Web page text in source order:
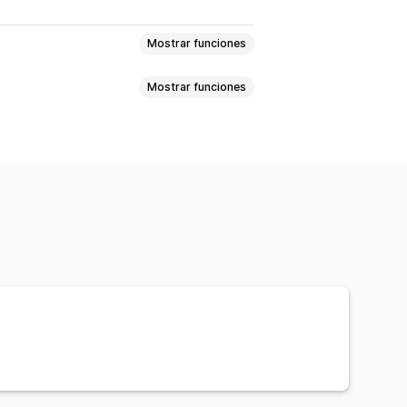
Mostrar funciones
Mostrar funciones